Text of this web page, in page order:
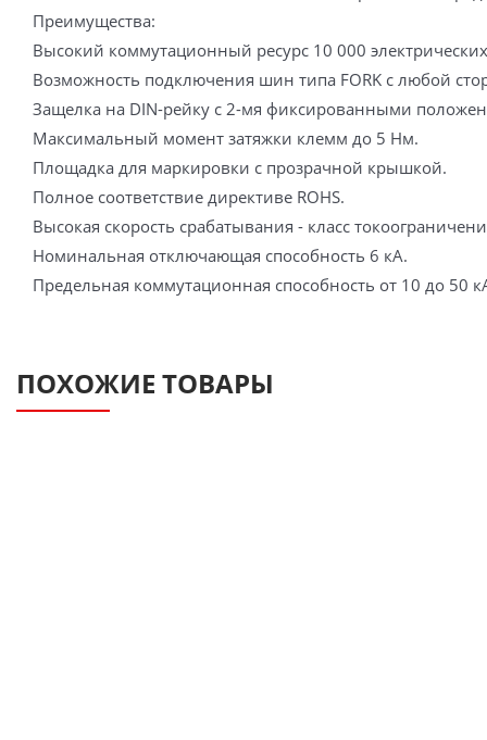
Преимущества:
Высокий коммутационный ресурс 10 000
Возможность подключения шин типа FORK с любой
Защелка на DIN-рейку с 2-мя фиксированными
Максимальный момент затяжки клемм до 5 Нм.
Площадка для маркировки с прозрачной крышкой.
Полное соответствие директиве ROHS.
Высокая скорость срабатывания - класс
Номинальная отключающая способность 6 кА.
Предельная коммутационная способность от 10 до 50
ПОХОЖИЕ ТОВАРЫ